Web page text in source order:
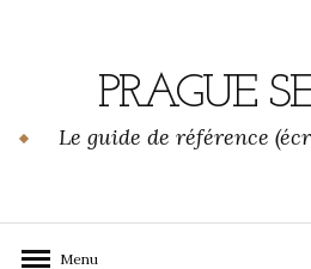
PRAGUE
Le guide de référence
Menu